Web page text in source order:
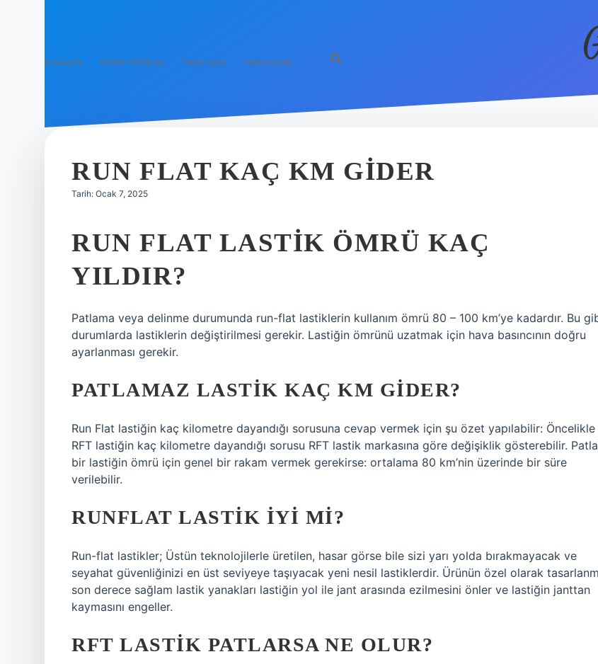
Anasayfa Gizlilik Politikası Yasal Uyarı Hakkımızda
RUN FLAT KAÇ KM GIDER
Tarih: Ocak 7, 2025
RUN FLAT LASTIK ÖMRÜ KAÇ
YILDIR?
Patlama veya delinme durumunda run-flat lastiklerin kullanım ömrü 80 – 100 km’ye kadardır. Bu
durumlarda lastiklerin değiştirilmesi gerekir. Lastiğin ömrünü uzatmak için hava basıncının doğru
ayarlanması gerekir.
PATLAMAZ LASTIK KAÇ KM GIDER?
Run Flat lastiğin kaç kilometre dayandığı sorusuna cevap vermek için şu özet yapılabilir: Öncelikle
RFT lastiğin kaç kilometre dayandığı sorusu RFT lastik markasına göre değişiklik gösterebilir.
bir lastiğin ömrü için genel bir rakam vermek gerekirse: ortalama 80 km’nin üzerinde bir süre
verilebilir.
RUNFLAT LASTIK IYI MI?
Run-flat lastikler; Üstün teknolojilerle üretilen, hasar görse bile sizi yarı yolda bırakmayacak ve
seyahat güvenliğinizi en üst seviyeye taşıyacak yeni nesil lastiklerdir. Ürünün özel olarak
son derece sağlam lastik yanakları lastiğin yol ile jant arasında ezilmesini önler ve lastiğin janttan
kaymasını engeller.
RFT LASTIK PATLARSA NE OLUR?